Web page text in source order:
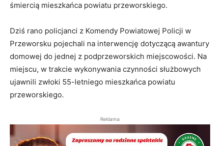
śmiercią mieszkańca powiatu przeworskiego.
Dziś rano policjanci z Komendy Powiatowej Policji w
Przeworsku pojechali na interwencję dotyczącą awantury
domowej do jednej z podprzeworskich miejscowości. Na
miejscu, w trakcie wykonywania czynności służbowych
ujawnili zwłoki 55-letniego mieszkańca powiatu
przeworskiego.
Reklama